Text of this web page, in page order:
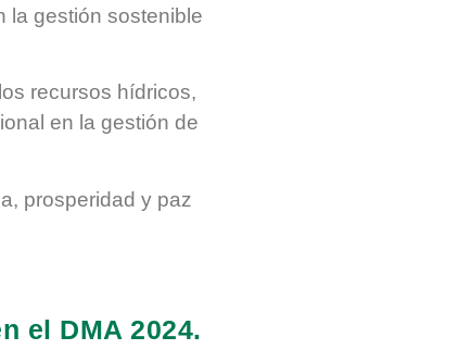
la gestión sostenible
recursos hídricos,
en la gestión de
prosperidad y paz
el DMA 2024.